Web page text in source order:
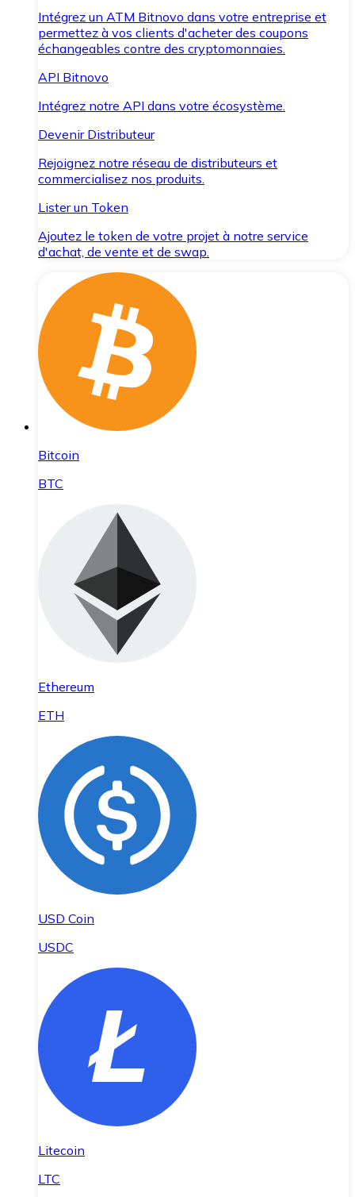
Intégrez un ATM Bitnovo dans votre entreprise et
permettez à vos clients d'acheter des coupons
échangeables contre des cryptomonnaies.
API Bitnovo
Intégrez notre API dans votre écosystème.
Devenir Distributeur
Rejoignez notre réseau de distributeurs et
commercialisez nos produits.
Lister un Token
Ajoutez le token de votre projet à notre service
d'achat, de vente et de swap.
Bitcoin
BTC
Ethereum
ETH
USD Coin
USDC
Litecoin
LTC